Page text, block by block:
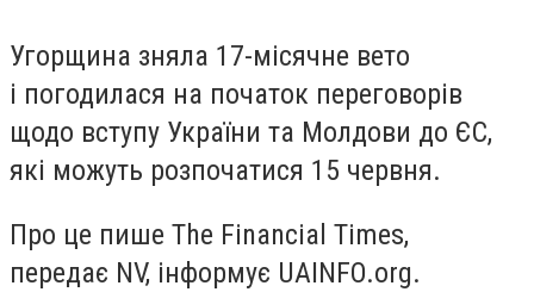
Угорщина зняла 17-місячне вето
і погодилася на початок переговорів
щодо вступу України та Молдови до ЄС,
які можуть розпочатися 15 червня.
Про це пише The Financial Times,
передає NV, інформує UAINFO.org.